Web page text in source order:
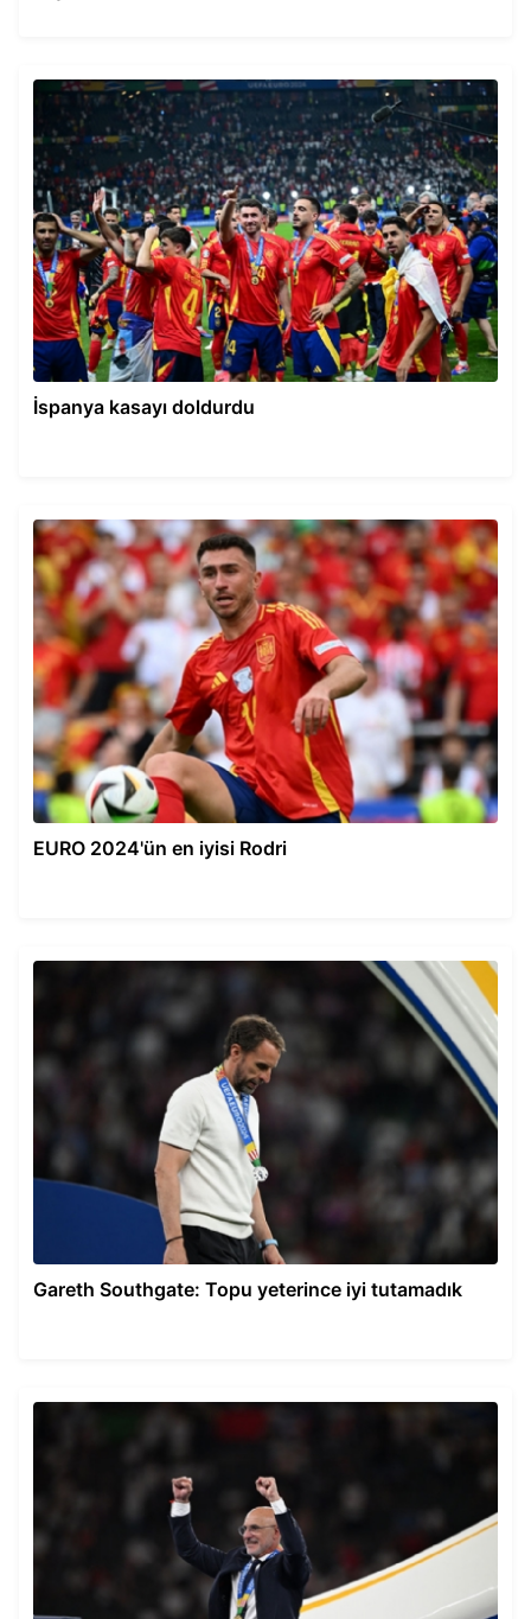
İspanya kasayı doldurdu
EURO 2024'ün en iyisi Rodri
Gareth Southgate: Topu yeterince iyi tutamadık